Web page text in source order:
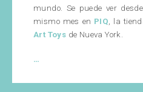
mundo. Se puede ver
mismo mes en PIQ , la
Art Toys de Nueva York.
…
–